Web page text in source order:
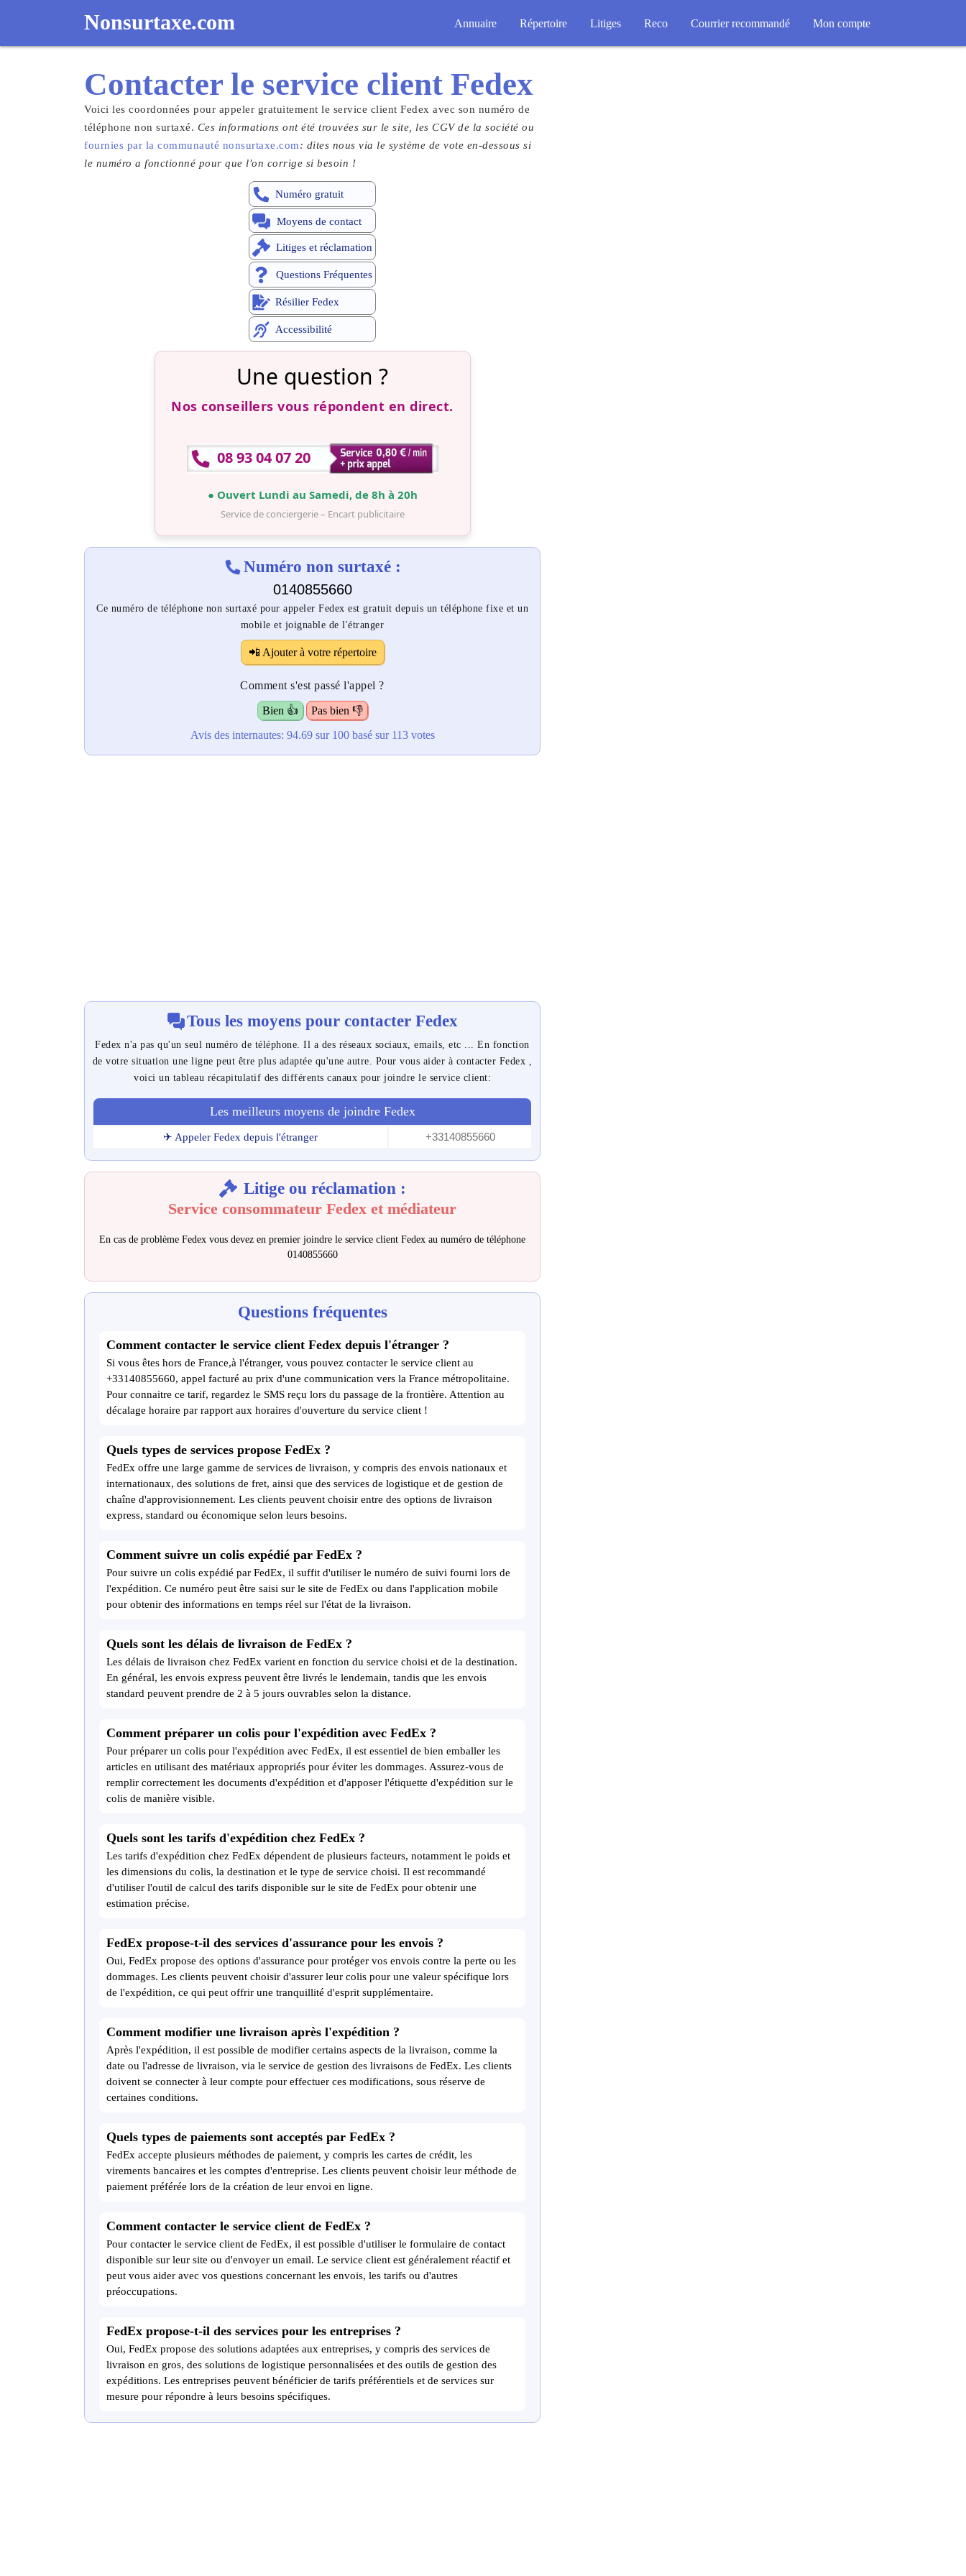
Nonsurtaxe.com Annuaire Répertoire Litiges Reco Courrier recommandé Mon compte
Contacter le service client Fedex
Voici les coordonnées pour appeler gratuitement le service client Fedex avec son numéro de
téléphone non surtaxé. Ces informations ont été trouvées sur le site, les CGV de la société ou
fournies par la communauté nonsurtaxe.com: dites nous via le système de vote en-dessous si
le numéro a fonctionné pour que l'on corrige si besoin !
Numéro gratuit
Moyens de contact
Litiges et réclamation
Questions Fréquentes
Résilier Fedex
Accessibilité
Une question ?
Nos conseillers vous répondent en direct.
08 93 04 07 20
● Ouvert Lundi au Samedi, de 8h à 20h
Service de conciergerie – Encart publicitaire
Numéro non surtaxé :
0140855660
Ce numéro de téléphone non surtaxé pour appeler Fedex est gratuit depuis un téléphone fixe et un
mobile et joignable de l'étranger
📲 Ajouter à votre répertoire
Comment s'est passé l'appel ?
Bien 👍
Pas bien 👎
Avis des internautes: 94.69sur 100basé sur 113votes
Tous les moyens pour contacter Fedex
Fedex n'a pas qu'un seul numéro de téléphone. Il a des réseaux sociaux, emails, etc ... En fonction
de votre situation une ligne peut être plus adaptée qu'une autre. Pour vous aider à contacter Fedex ,
voici un tableau récapitulatif des différents canaux pour joindre le service client:
Les meilleurs moyens de joindre Fedex
✈ Appeler Fedex depuis l'étranger +33140855660
Litige ou réclamation :
Service consommateur Fedex et médiateur
En cas de problème Fedex vous devez en premier joindre le service client Fedex au numéro de téléphone
0140855660
Questions fréquentes
Comment contacter le service client Fedex depuis l'étranger ?
Si vous êtes hors de France,à l'étranger, vous pouvez contacter le service client au
+33140855660, appel facturé au prix d'une communication vers la France métropolitaine.
Pour connaitre ce tarif, regardez le SMS reçu lors du passage de la frontière. Attention au
décalage horaire par rapport aux horaires d'ouverture du service client !
Quels types de services propose FedEx ?
FedEx offre une large gamme de services de livraison, y compris des envois nationaux et
internationaux, des solutions de fret, ainsi que des services de logistique et de gestion de
chaîne d'approvisionnement. Les clients peuvent choisir entre des options de livraison
express, standard ou économique selon leurs besoins.
Comment suivre un colis expédié par FedEx ?
Pour suivre un colis expédié par FedEx, il suffit d'utiliser le numéro de suivi fourni lors de
l'expédition. Ce numéro peut être saisi sur le site de FedEx ou dans l'application mobile
pour obtenir des informations en temps réel sur l'état de la livraison.
Quels sont les délais de livraison de FedEx ?
Les délais de livraison chez FedEx varient en fonction du service choisi et de la destination.
En général, les envois express peuvent être livrés le lendemain, tandis que les envois
standard peuvent prendre de 2 à 5 jours ouvrables selon la distance.
Comment préparer un colis pour l'expédition avec FedEx ?
Pour préparer un colis pour l'expédition avec FedEx, il est essentiel de bien emballer les
articles en utilisant des matériaux appropriés pour éviter les dommages. Assurez-vous de
remplir correctement les documents d'expédition et d'apposer l'étiquette d'expédition sur le
colis de manière visible.
Quels sont les tarifs d'expédition chez FedEx ?
Les tarifs d'expédition chez FedEx dépendent de plusieurs facteurs, notamment le poids et
les dimensions du colis, la destination et le type de service choisi. Il est recommandé
d'utiliser l'outil de calcul des tarifs disponible sur le site de FedEx pour obtenir une
estimation précise.
FedEx propose-t-il des services d'assurance pour les envois ?
Oui, FedEx propose des options d'assurance pour protéger vos envois contre la perte ou les
dommages. Les clients peuvent choisir d'assurer leur colis pour une valeur spécifique lors
de l'expédition, ce qui peut offrir une tranquillité d'esprit supplémentaire.
Comment modifier une livraison après l'expédition ?
Après l'expédition, il est possible de modifier certains aspects de la livraison, comme la
date ou l'adresse de livraison, via le service de gestion des livraisons de FedEx. Les clients
doivent se connecter à leur compte pour effectuer ces modifications, sous réserve de
certaines conditions.
Quels types de paiements sont acceptés par FedEx ?
FedEx accepte plusieurs méthodes de paiement, y compris les cartes de crédit, les
virements bancaires et les comptes d'entreprise. Les clients peuvent choisir leur méthode de
paiement préférée lors de la création de leur envoi en ligne.
Comment contacter le service client de FedEx ?
Pour contacter le service client de FedEx, il est possible d'utiliser le formulaire de contact
disponible sur leur site ou d'envoyer un email. Le service client est généralement réactif et
peut vous aider avec vos questions concernant les envois, les tarifs ou d'autres
préoccupations.
FedEx propose-t-il des services pour les entreprises ?
Oui, FedEx propose des solutions adaptées aux entreprises, y compris des services de
livraison en gros, des solutions de logistique personnalisées et des outils de gestion des
expéditions. Les entreprises peuvent bénéficier de tarifs préférentiels et de services sur
mesure pour répondre à leurs besoins spécifiques.